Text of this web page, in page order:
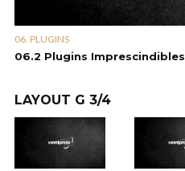
06. PLUGINS
06.2 Plugins Imprescindibles
LAYOUT G 3/4